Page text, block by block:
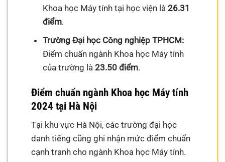
Khoa học Máy tính tại học viện là 26.31
điểm.
Trường Đại học Công nghiệp TPHCM:
Điểm chuẩn ngành Khoa học Máy tính
của trường là 23.50 điểm.
Điểm chuẩn ngành Khoa học Máy tính
2024 tại Hà Nội
Tại khu vực Hà Nội, các trường đại học
danh tiếng cũng ghi nhận mức điểm chuẩn
cạnh tranh cho ngành Khoa học Máy tính.